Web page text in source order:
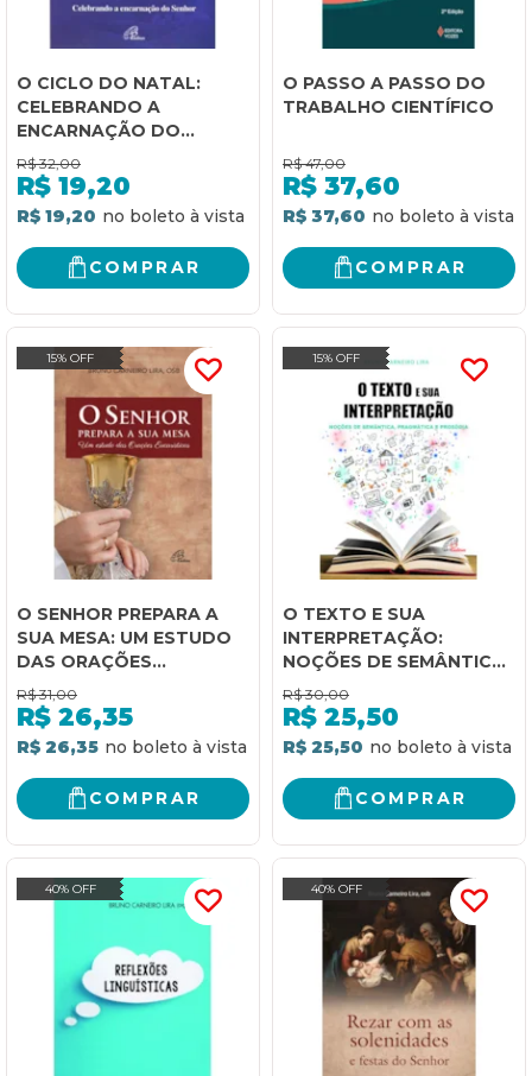
O CICLO DO NATAL:
CELEBRANDO A
ENCARNAÇÃO DO
SENHOR
R$ 32,00
R$ 19,20
R$ 19,20
COMPRAR
O PASSO A PASSO DO
TRABALHO CIENTÍFICO
R$ 47,00
R$ 37,60
R$ 37,60
COMPRAR
15% OFF
O SENHOR PREPARA A
SUA MESA: UM ESTUDO
DAS ORAÇÕES
EUCARÍSTICAS
R$ 31,00
R$ 26,35
R$ 26,35
COMPRAR
15% OFF
O TEXTO E SUA
INTERPRETAÇÃO:
NOÇÕES DE SEMÂNTICA,
PRAGMÁTICA E
PROSÓDIA
R$ 30,00
R$ 25,50
R$ 25,50
COMPRAR
40% OFF 40% OFF